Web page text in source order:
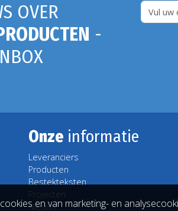
OVER
-
Onze informatie
Leveranciers
Producten
Bestekteksten
Projecten
Nieuws
en van marketing- en